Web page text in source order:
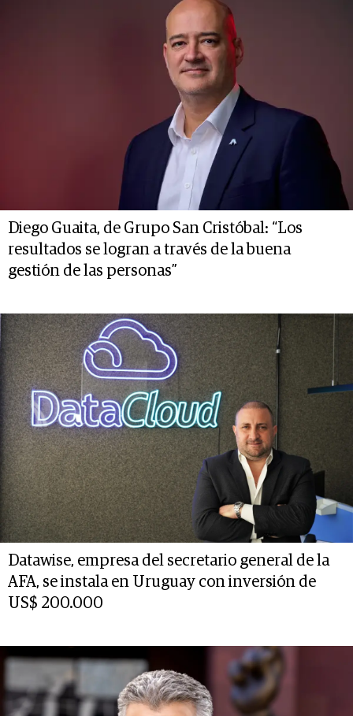
Diego Guaita, de Grupo San Cristóbal: “Los
resultados se logran a través de la buena
gestión de las personas”
Datawise, empresa del secretario general de la
AFA, se instala en Uruguay con inversión de
US$ 200.000